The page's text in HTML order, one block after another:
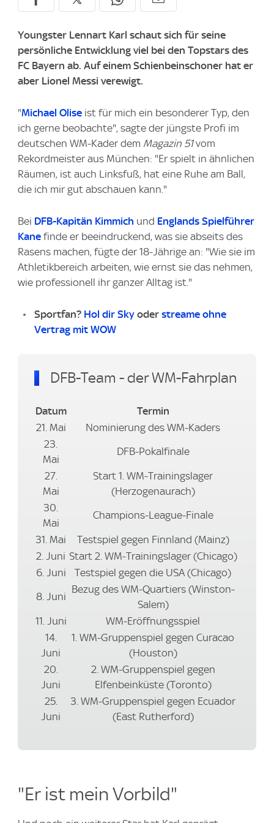
Youngster Lennart Karl schaut sich für seine
persönliche Entwicklung viel bei den Topstars des
FC Bayern ab. Auf einem Schienbeinschoner hat er
aber Lionel Messi verewigt.
"Michael Olise ist für mich ein besonderer Typ, den
ich gerne beobachte", sagte der jüngste Profi im
deutschen WM-Kader dem Magazin 51vom
Rekordmeister aus München: "Er spielt in ähnlichen
Räumen, ist auch Linksfuß, hat eine Ruhe am Ball,
die ich mir gut abschauen kann."
Bei DFB-Kapitän Kimmich und Englands Spielführer
Kane finde er beeindruckend, was sie abseits des
Rasens machen, fügte der 18-Jährige an: "Wie sie im
Athletikbereich arbeiten, wie ernst sie das nehmen,
wie professionell ihr ganzer Alltag ist."
Sportfan? Hol dir Sky oder streame ohne
Vertrag mit WOW
DFB-Team - der WM-Fahrplan
Datum
Termin
21. Mai
Nominierung des WM-Kaders
23.
Mai
DFB-Pokalfinale
27.
Mai
Start 1. WM-Trainingslager
(Herzogenaurach)
30.
Mai
Champions-League-Finale
31. Mai
Testspiel gegen Finnland (Mainz)
2. Juni Start 2. WM-Trainingslager (Chicago)
6. Juni
Testspiel gegen die USA (Chicago)
8. Juni
Bezug des WM-Quartiers (Winston-
Salem)
11. Juni
WM-Eröffnungsspiel
14.
Juni
1. WM-Gruppenspiel gegen Curacao
(Houston)
20.
Juni
2. WM-Gruppenspiel gegen
Elfenbeinküste (Toronto)
25.
Juni
3. WM-Gruppenspiel gegen Ecuador
(East Rutherford)
"Er ist mein Vorbild"